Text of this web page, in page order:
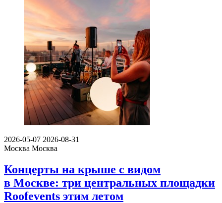
2026-05-07 2026-08-31
Москва Москва
Концерты на крыше с видом
в Москве: три центральных площадки
Roofevents этим летом